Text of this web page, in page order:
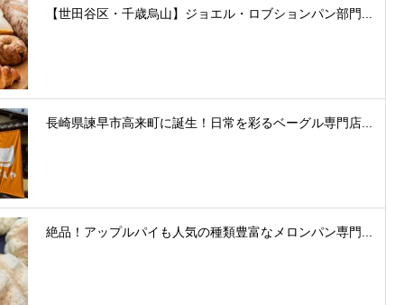
【世田谷区・千歳烏山】ジョエル・ロブションパン部門...
長崎県諫早市高来町に誕生！日常を彩るベーグル専門店...
絶品！アップルパイも人気の種類豊富なメロンパン専門...